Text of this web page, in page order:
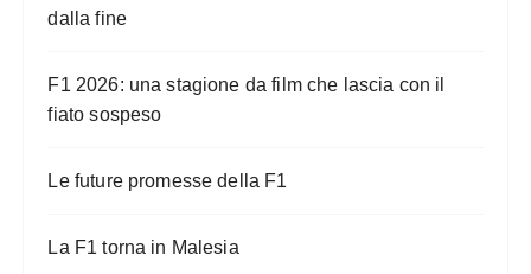
dalla fine
F1 2026: una stagione da film che lascia con il
fiato sospeso
Le future promesse della F1
La F1 torna in Malesia